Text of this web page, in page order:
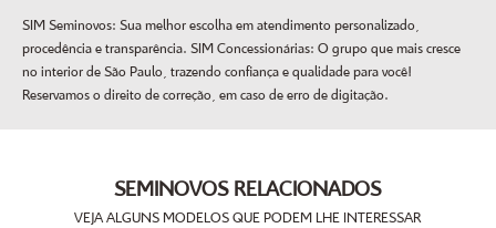
SIM Seminovos: Sua melhor escolha em atendimento personalizado,
procedência e transparência. SIM Concessionárias: O grupo que mais cresce
no interior de São Paulo, trazendo confiança e qualidade para você!
Reservamos o direito de correção, em caso de erro de digitação.
SEMINOVOS RELACIONADOS
VEJA ALGUNS MODELOS QUE PODEM LHE INTERESSAR